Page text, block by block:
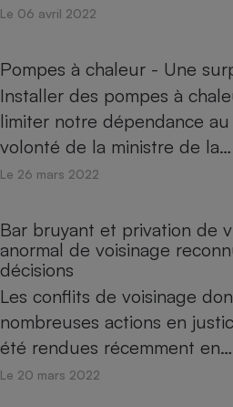
Le 06 avril 2022
Pompes à chaleur - Une
Installer des pompes à
limiter notre dépendance au
volonté de la ministre de la…
Le 26 mars 2022
Bar bruyant et privation de
anormal de voisinage
décisions
Les conflits de voisinage
nombreuses actions en
été rendues récemment en…
Le 20 mars 2022